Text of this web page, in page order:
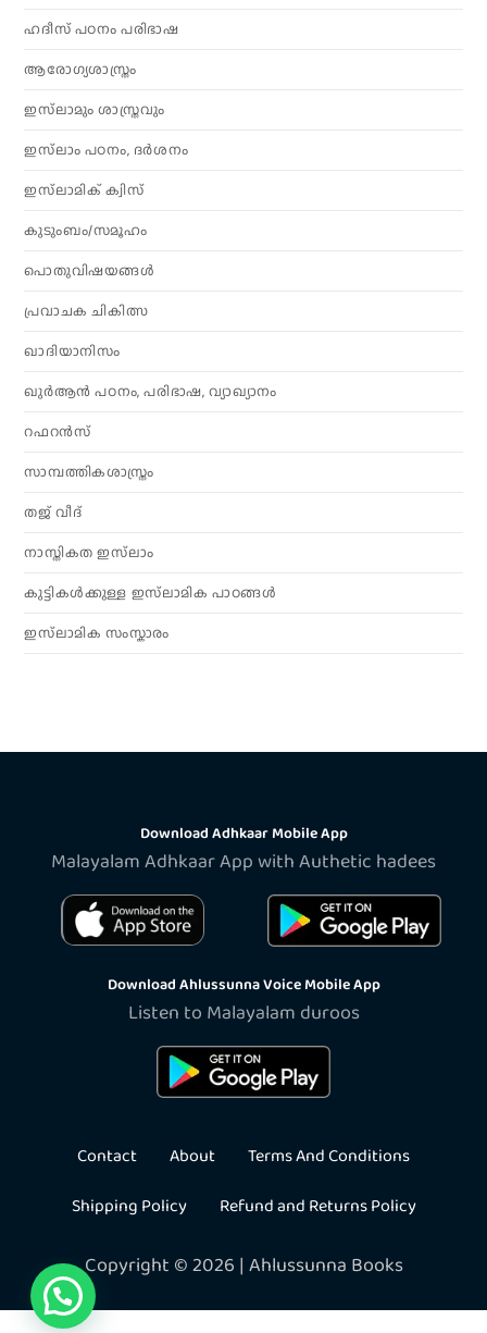
ഹദീസ് പഠനം പരിഭാഷ
ആരോഗ്യശാസ്ത്രം
ഇസ്‌ലാമും ശാസ്ത്രവും
ഇസ്‌ലാം പഠനം, ദർശനം
ഇസ്‌ലാമിക് ക്വിസ്
കുടുംബം/സമൂഹം
പൊതുവിഷയങ്ങൾ
പ്രവാചക ചികിത്സ
ഖാദിയാനിസം
ഖുർആൻ പഠനം, പരിഭാഷ, വ്യാഖ്യാനം
റഫറൻസ്
സാമ്പത്തികശാസ്ത്രം
തജ് വീദ്
നാസ്തികത ഇസ്‌ലാം
കുട്ടികൾക്കുള്ള ഇസ്‌ലാമിക പാഠങ്ങൾ
ഇസ്‌ലാമിക സംസ്കാരം
Download Adhkaar Mobile App
Malayalam Adhkaar App with Authetic hadees
Download Ahlussunna Voice Mobile App
Listen to Malayalam duroos
Contact About
Terms And Conditions
Shipping Policy
Refund and Returns Policy
Copyright © 2026 | Ahlussunna Books